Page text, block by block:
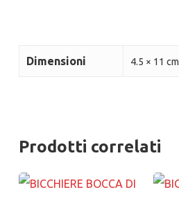
Dimensioni 4.5 × 11 cm
Prodotti correlati